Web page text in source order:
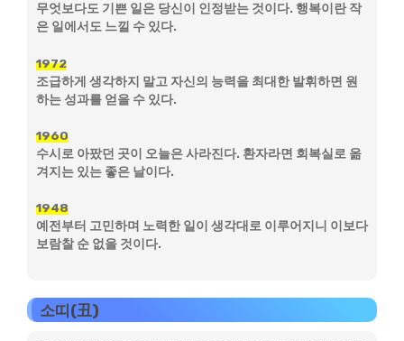
무엇보다도 기쁜 일은 당신이 인정받는 것이다. 행복이란 작
은 일에서도 느낄 수 있다.
1972
조급하게 생각하지 말고 자신의 능력을 최대한 발휘하면 원
하는 성과를 얻을 수 있다.
1960
수시로 아팠던 곳이 오늘은 사라진다. 환자라면 회복실로 옮
겨지는 있는 좋은 날이다.
1948
예전부터 고민하며 노력한 일이 생각대로 이루어지니 이보다
보람찰 순 없을 것이다.
소띠(丑)